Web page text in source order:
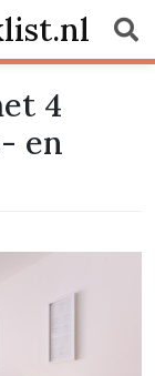
4
en